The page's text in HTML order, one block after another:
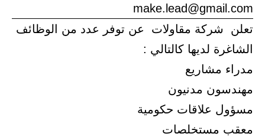
make.lead@gmail.com
تعلن شركة مقاولات عن توفر عدد من الوظائف
الشاغرة لديها كالتالي :
مدراء مشاريع
مهندسون مدنيون
مسؤول علاقات حكومية
معقب مستخلصات